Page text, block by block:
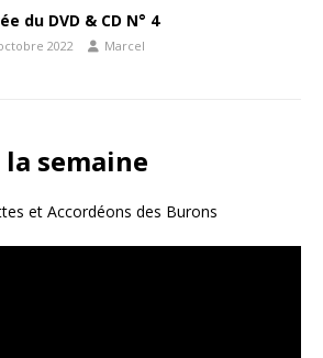
du DVD & CD N° 4
2022 Marcel
la semaine
et Accordéons des Burons